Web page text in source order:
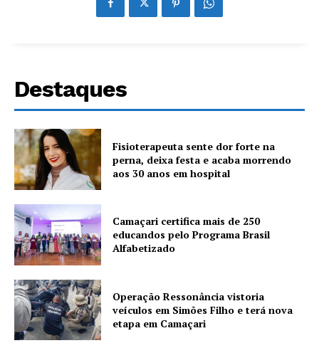
Destaques
Fisioterapeuta sente dor forte na
perna, deixa festa e acaba morrendo
aos 30 anos em hospital
Camaçari certifica mais de 250
educandos pelo Programa Brasil
Alfabetizado
Operação Ressonância vistoria
veículos em Simões Filho e terá nova
etapa em Camaçari